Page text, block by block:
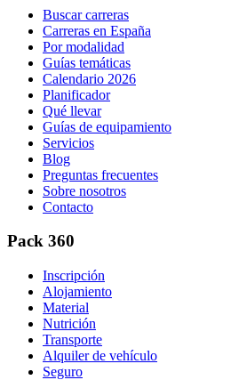
Buscar carreras
Carreras en España
Por modalidad
Guías temáticas
Calendario 2026
Planificador
Qué llevar
Guías de equipamiento
Servicios
Blog
Preguntas frecuentes
Sobre nosotros
Contacto
Pack 360
Inscripción
Alojamiento
Material
Nutrición
Transporte
Alquiler de vehículo
Seguro